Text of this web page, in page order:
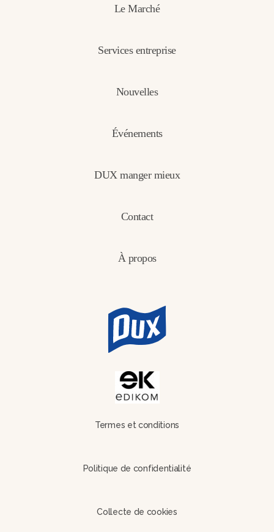
Le Marché
Services entreprise
Nouvelles
Événements
DUX manger mieux
Contact
À propos
Termes et conditions
Politique de confidentialité
Collecte de cookies